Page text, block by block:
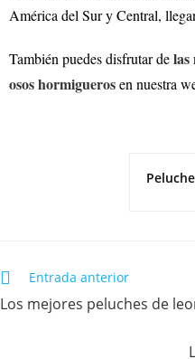
América del Sur y Central,
También puedes disfrutar delas
osos hormiguerosen nuestra
Entrada anterior
Los mejores peluches de